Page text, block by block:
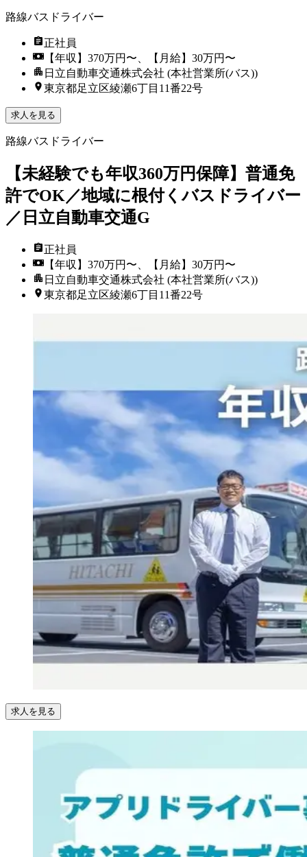
路線バスドライバー
正社員
【年収】370万円〜、【月給】30万円〜
日立自動車交通株式会社 (本社営業所(バス))
東京都足立区綾瀬6丁目11番22号
求人を見る
路線バスドライバー
【未経験でも年収360万円保障】普通免
許でOK／地域に根付くバスドライバー
／日立自動車交通G
正社員
【年収】370万円〜、【月給】30万円〜
日立自動車交通株式会社 (本社営業所(バス))
東京都足立区綾瀬6丁目11番22号
求人を見る